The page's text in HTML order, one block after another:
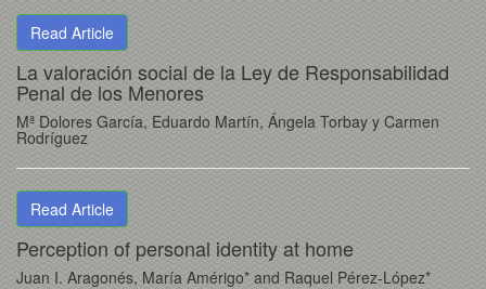
Read Article
La valoración social de la Ley de Responsabilidad
Penal de los Menores
Mª Dolores García, Eduardo Martín, Ángela Torbay y Carmen
Rodríguez
Read Article
Perception of personal identity at home
Juan I. Aragonés, María Amérigo* and Raquel Pérez-López*